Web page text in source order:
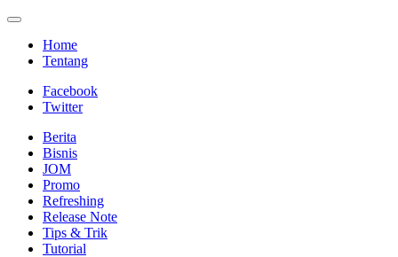
Home
Tentang
Facebook
Twitter
Berita
Bisnis
JOM
Promo
Refreshing
Release Note
Tips & Trik
Tutorial